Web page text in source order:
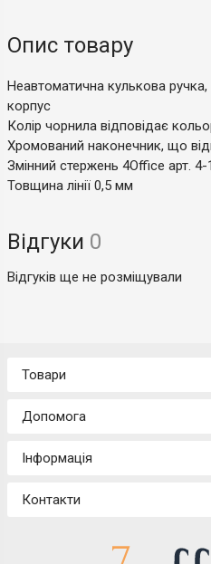
Опис товару
Неавтоматична кулькова
корпус
Колір чорнила відповідає
Хромований наконечник, що
Змінний стержень 4Office арт.
Товщина лінії 0,5 мм
Відгуки 0
Відгуків ще не розміщували
Товари
Допомога
Інформація
Контакти